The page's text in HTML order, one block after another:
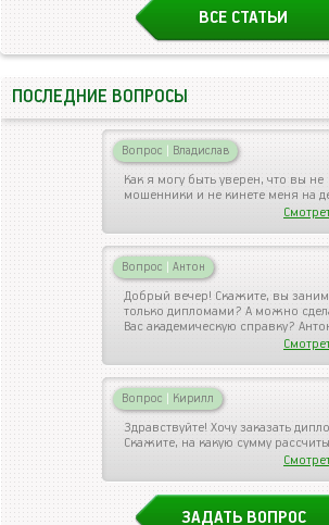
ВСЕ СТАТЬИ
ПОСЛЕДНИЕ ВОПРОСЫ
Вопрос Владислав
Как я могу быть уверен, что вы не
мошенники и не кинете меня на
Вопрос Антон
Добрый вечер! Скажите, вы
только дипломами? А можно
Вас академическую справку?
Вопрос Кирилл
Здравствуйте! Хочу заказать
Скажите, на какую сумму
ЗАДАТЬ ВОПРОС